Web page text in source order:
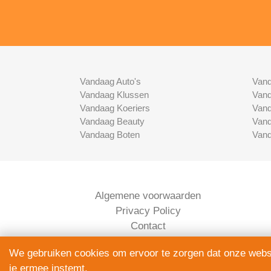
Vandaag Auto's
Vandaag Klussen
Vandaag Koeriers
Vandaag Beauty
Vandaag Boten
Algemene voorwaarden
Privacy Policy
Contact
We gebruiken cookies om ervoor te zorgen dat onze
je ermee instemt.